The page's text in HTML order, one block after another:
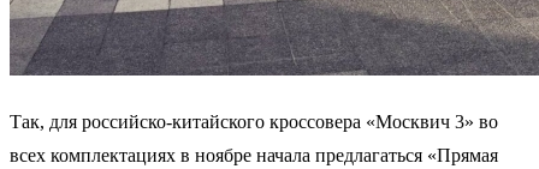
Так, для российско-китайского кроссовера «Москвич 3» во
всех комплектациях в ноябре начала предлагаться «Прямая